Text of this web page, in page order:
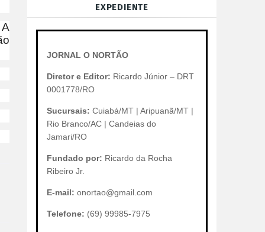
EXPEDIENTE
JORNAL O NORTÃO
Diretor e Editor: Ricardo Júnior – DRT
0001778/RO
Sucursais: Cuiabá/MT | Aripuanã/MT |
Rio Branco/AC | Candeias do
Jamari/RO
Fundado por: Ricardo da Rocha
Ribeiro Jr.
E-mail: onortao@gmail.com
Telefone: (69) 99985-7975